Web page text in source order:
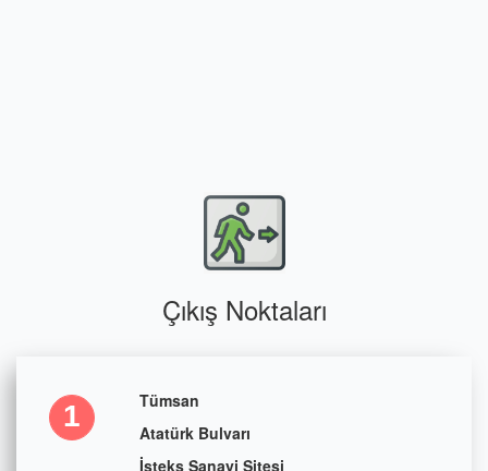
Çıkış Noktaları
1
Tümsan
Atatürk Bulvarı
İsteks Sanayi Sitesi